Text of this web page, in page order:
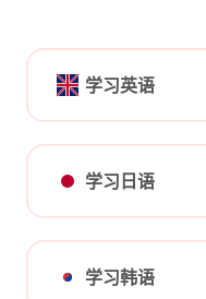
学习英语
学习日语
学习韩语